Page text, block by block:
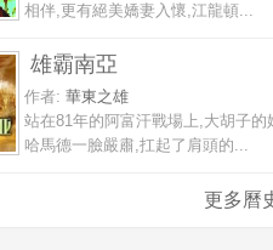
相伴,更有絕美嬌妻入懷,江龍頓...
雄霸南亞
作者: 華東之雄
站在81年的阿富汗戰場上,大胡子的
哈馬德一臉嚴肅,扛起了肩頭的...
更多曆